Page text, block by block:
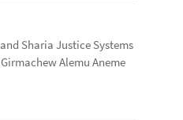
Sharia Justice Systems
Alemu Aneme